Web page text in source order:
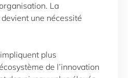
La
une nécessité
plus
de l’innovation